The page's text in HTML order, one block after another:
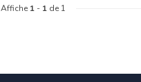
Affiche 1 - 1 de 1